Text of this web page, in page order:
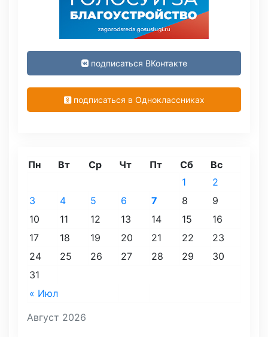
подписаться ВКонтакте
подписаться в Одноклассниках
Август 2026
Пн Вт Ср Чт Пт Сб Вс
« Июл
1
2
3
4 5 6 7 8
9
10
11 12 13 14 15
16
17
18 19 20 21 22
23
24
25 26 27 28 29
30
31